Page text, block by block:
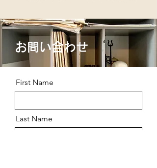
お問い合わせ
First Name
Last Name